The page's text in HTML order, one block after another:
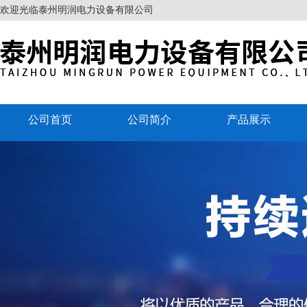
欢迎光临泰州明润电力设备有限公司
公司首页 公司简介 产品展示